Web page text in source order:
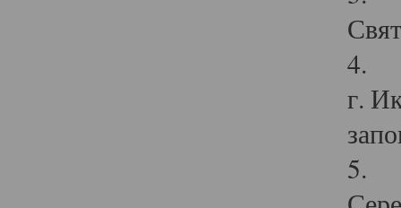
4.
г.
5.